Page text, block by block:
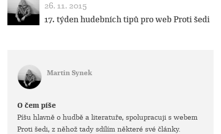
26. 11. 2015
17. týden hudebních tipů pro web Proti šedi
Martin Synek
O čem píše
Píšu hlavně o hudbě a literatuře, spolupracuji s webem
Proti šedi, z něhož tady sdílím některé své články.